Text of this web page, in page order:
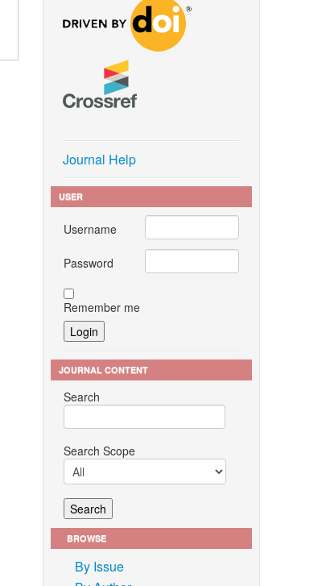
Journal Help
USER
Username
Password
Remember me
JOURNAL CONTENT
Search
Search Scope
BROWSE
By Issue